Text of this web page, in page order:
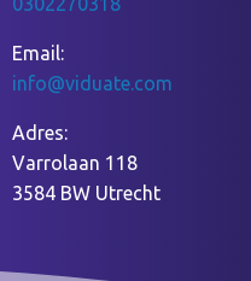
Email:
info@viduate.com
Adres:
Varrolaan 118
3584 BW Utrecht